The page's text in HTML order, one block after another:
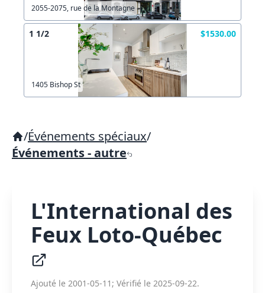
2055-2075, rue de la Montagne
1 1/2 $1530.00
1405 Bishop St
/Événements spéciaux/
Événements - autre
L'International des
Feux Loto-Québec
Ajouté le 2001-05-11; Vérifié le 2025-09-22.